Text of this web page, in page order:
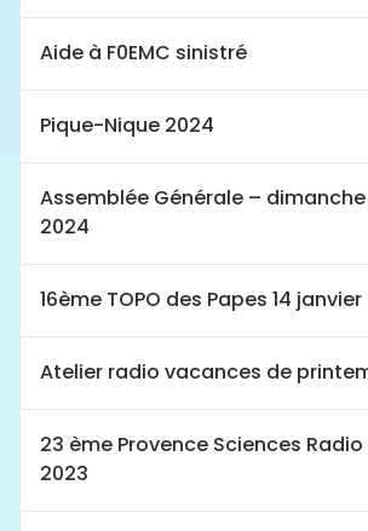
Aide à F0EMC sinistré
Pique-Nique 2024
Assemblée Générale – dimanche
2024
16ème TOPO des Papes 14
Atelier radio vacances de
23 ème Provence Sciences Radio
2023